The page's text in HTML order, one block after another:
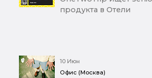
продукта в Отели
10 Июн
Офис (Москва)